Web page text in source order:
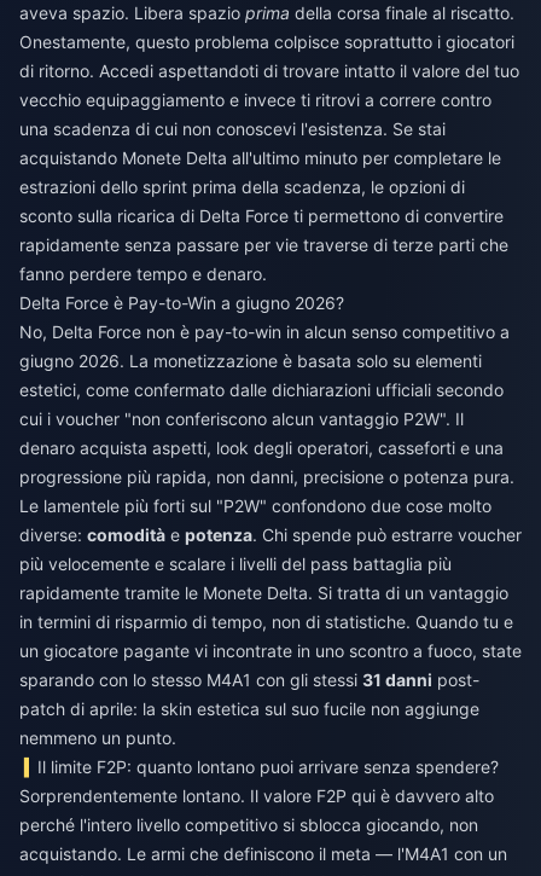
aveva spazio. Libera spazio prima della corsa finale al riscatto.
Onestamente, questo problema colpisce soprattutto i giocatori
di ritorno. Accedi aspettandoti di trovare intatto il valore del tuo
vecchio equipaggiamento e invece ti ritrovi a correre contro
una scadenza di cui non conoscevi l'esistenza. Se stai
acquistando Monete Delta all'ultimo minuto per completare le
estrazioni dello sprint prima della scadenza, le opzioni di
sconto sulla ricarica di Delta Force ti permettono di convertire
rapidamente senza passare per vie traverse di terze parti che
fanno perdere tempo e denaro.
Delta Force è Pay-to-Win a giugno 2026?
No, Delta Force non è pay-to-win in alcun senso competitivo a
giugno 2026. La monetizzazione è basata solo su elementi
estetici, come confermato dalle dichiarazioni ufficiali secondo
cui i voucher "non conferiscono alcun vantaggio P2W". Il
denaro acquista aspetti, look degli operatori, casseforti e una
progressione più rapida, non danni, precisione o potenza pura.
Le lamentele più forti sul "P2W" confondono due cose molto
diverse: comodità e potenza. Chi spende può estrarre voucher
più velocemente e scalare i livelli del pass battaglia più
rapidamente tramite le Monete Delta. Si tratta di un vantaggio
in termini di risparmio di tempo, non di statistiche. Quando tu e
un giocatore pagante vi incontrate in uno scontro a fuoco, state
sparando con lo stesso M4A1 con gli stessi 31 danni post-
patch di aprile: la skin estetica sul suo fucile non aggiunge
nemmeno un punto.
Il limite F2P: quanto lontano puoi arrivare senza spendere?
Sorprendentemente lontano. Il valore F2P qui è davvero alto
perché l'intero livello competitivo si sblocca giocando, non
acquistando. Le armi che definiscono il meta — l'M4A1 con un